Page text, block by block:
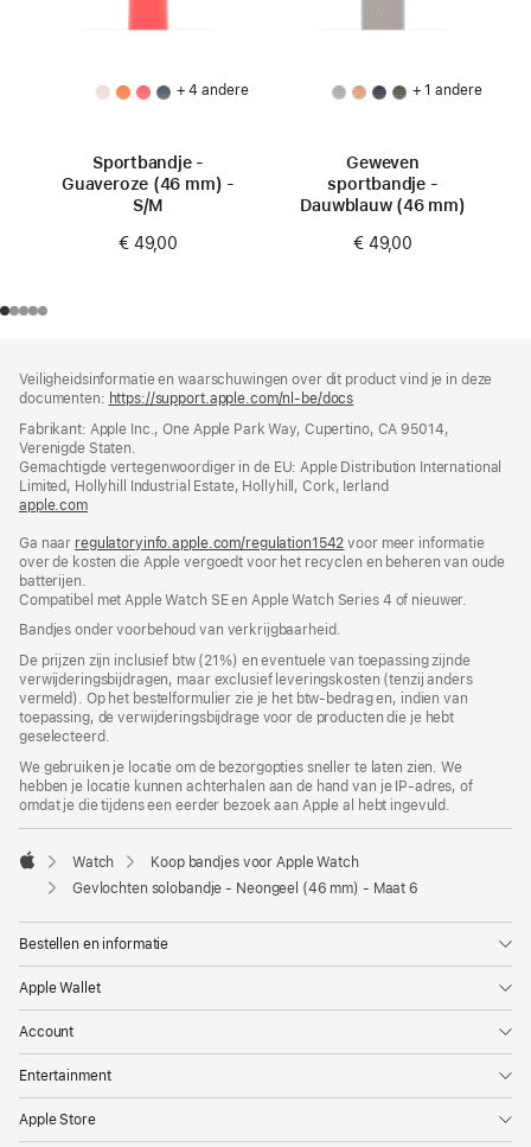
+ 4 andere
Sportbandje -
Guaveroze (46 mm) -
S/M
€ 49,00
+ 1 andere
Geweven
sportbandje -
Dauwblauw (46 mm)
€ 49,00
Veiligheidsinformatie en waarschuwingen over dit product vind je in deze
documenten: https://support.apple.com/nl-be/docs
nieuw
geopend)
Fabrikant: Apple Inc., One Apple Park Way, Cupertino, CA 95014,
Verenigde Staten.
Gemachtigde vertegenwoordiger in de EU: Apple Distribution International
Limited, Hollyhill Industrial Estate, Hollyhill, Cork, Ierland
apple.com(wordt
nieuw
venster
Ga naar regulatoryinfo.apple.com/regulation1542 (wordt
in
venster
voor meer informatie
over de kosten die Apple vergoedt voor het recyclen en beheren van oude
batterijen.
Compatibel met Apple Watch SE en Apple Watch Series 4 of nieuwer.
Bandjes onder voorbehoud van verkrijgbaarheid.
De prijzen zijn inclusief btw (21%) en eventuele van toepassing zijnde
verwijderingsbijdragen, maar exclusief leveringskosten (tenzij anders
vermeld). Op het bestelformulier zie je het btw-bedrag en, indien van
toepassing, de verwijderingsbijdrage voor de producten die je hebt
geselecteerd.
We gebruiken je locatie om de bezorgopties sneller te laten zien. We
hebben je locatie kunnen achterhalen aan de hand van je IP-adres, of
omdat je die tijdens een eerder bezoek aan Apple al hebt ingevuld.
Apple
Watch
Koop bandjes voor Apple Watch
Gevlochten solobandje - Neongeel (46 mm) - Maat 6
Bestellen en informatie
Apple Wallet
Account
Entertainment
Apple Store